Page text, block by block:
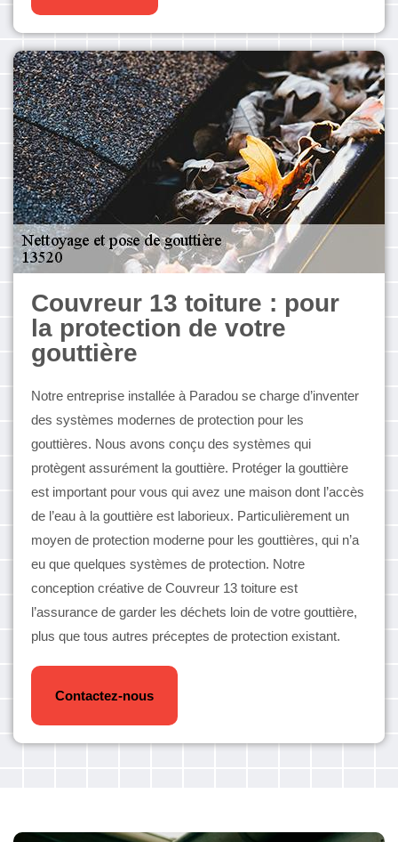
Couvreur 13 toiture : pour
la protection de votre
gouttière
Notre entreprise installée à Paradou se charge d’inventer
des systèmes modernes de protection pour les
gouttières. Nous avons conçu des systèmes qui
protègent assurément la gouttière. Protéger la gouttière
est important pour vous qui avez une maison dont l’accès
de l’eau à la gouttière est laborieux. Particulièrement un
moyen de protection moderne pour les gouttières, qui n’a
eu que quelques systèmes de protection. Notre
conception créative de Couvreur 13 toiture est
l’assurance de garder les déchets loin de votre gouttière,
plus que tous autres préceptes de protection existant.
Contactez-nous